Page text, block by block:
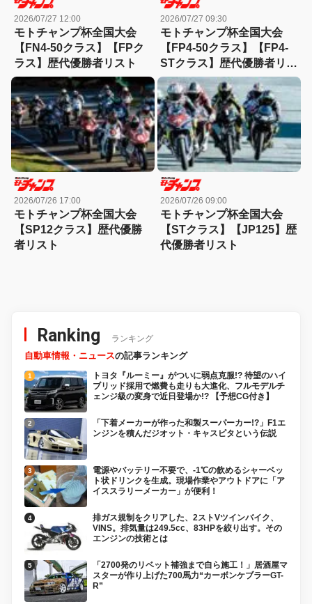
2026/07/27 12:00
モトチャンプ杯全国大会
【FN4-50クラス】【FPク
ラス】歴代優勝者リスト
2026/07/27 09:30
モトチャンプ杯全国大会
【FP4-50クラス】【FP4-
STクラス】歴代優勝者リス
ト
2026/07/26 17:00
モトチャンプ杯全国大会
【SP12クラス】歴代優勝
者リスト
2026/07/26 09:00
モトチャンプ杯全国大会
【STクラス】【JP125】歴
代優勝者リスト
Ranking ランキング
自動車情報・ニュースの記事ランキング
トヨタ『ルーミー』がついに弱点克服!? 待望のハイ
ブリッド採用で燃費も走りも大進化、フルモデルチ
ェンジ級の変身で近日登場か!? 【予想CG付き】
「下着メーカーが作った和製スーパーカー!?」F1エ
ンジンを積んだジオット・キャスピタという伝説
電源やバッテリー不要で、-1℃の飲めるシャーベッ
ト状ドリンクを生成。現場作業やアウトドアに「ア
イススラリーメーカー」が便利！
排ガス規制をクリアした、2ストVツインバイク、
VINS。排気量は249.5cc、83HPを絞り出す。その
エンジンの技術とは
「2700発のリベット補強まで自ら施工！」居酒屋マ
スターが作り上げた700馬力“カーボンケブラーGT-
R”